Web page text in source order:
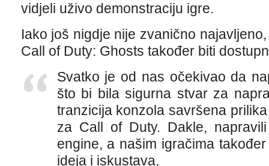
vidjeli uživo demonstraciju igre.
Iako još nigdje nije zvanično
Call of Duty: Ghosts također biti
Svatko je od nas očekivao da
što bi bila sigurna stvar za
tranzicija konzola savršena
za Call of Duty. Dakle,
engine, a našim igračima
ideja i iskustava,